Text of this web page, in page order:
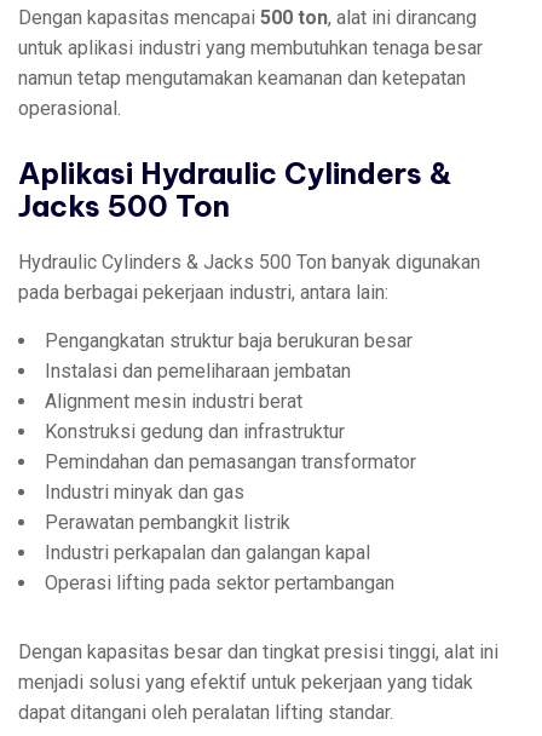
Dengan kapasitas mencapai 500 ton, alat ini dirancang
untuk aplikasi industri yang membutuhkan tenaga besar
namun tetap mengutamakan keamanan dan ketepatan
operasional.
Aplikasi Hydraulic Cylinders &
Jacks 500 Ton
Hydraulic Cylinders & Jacks 500 Ton banyak digunakan
pada berbagai pekerjaan industri, antara lain:
Pengangkatan struktur baja berukuran besar
Instalasi dan pemeliharaan jembatan
Alignment mesin industri berat
Konstruksi gedung dan infrastruktur
Pemindahan dan pemasangan transformator
Industri minyak dan gas
Perawatan pembangkit listrik
Industri perkapalan dan galangan kapal
Operasi lifting pada sektor pertambangan
Dengan kapasitas besar dan tingkat presisi tinggi, alat ini
menjadi solusi yang efektif untuk pekerjaan yang tidak
dapat ditangani oleh peralatan lifting standar.